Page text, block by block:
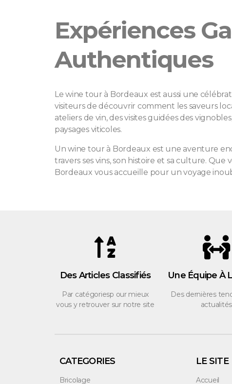
Expériences
Authentiques
Le wine tour à Bordeaux est aussi une
visiteurs de découvrir comment les saveurs
ateliers de vin, des visites guidées des
paysages viticoles.
Un wine tour à Bordeaux est une aventure
travers ses vins, son histoire et sa culture.
Bordeaux vous accueille pour un voyage
Des Articles Classifiés
Par catégoriesp our mieux
vous y retrouver sur notre site
Une Équipe À
Des dernières
actualités
CATEGORIES
Bricolage
LE SITE
Accueil